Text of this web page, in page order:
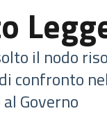
il nodo
confronto
Governo